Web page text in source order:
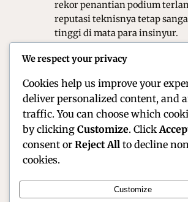
rekor penantian podium
reputasi teknisnya tetap
tinggi di mata para insinyur.
sisi kehidupan yang sangat
We respect your privacy
Cookies help us improve your
deliver personalized content, and
traffic. You can choose which
by clicking Customize. Click
consent or Reject All to decline
cookies.
Customize